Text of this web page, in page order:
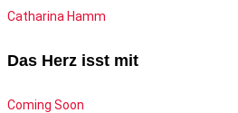
Catharina Hamm
Das Herz isst mit
Coming Soon